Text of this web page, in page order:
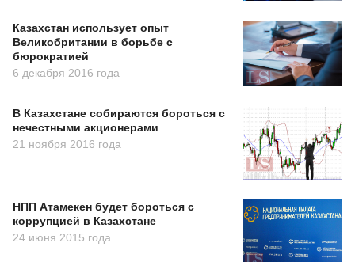
Казахстан использует опыт
Великобритании в борьбе с
бюрократией
6 декабря 2016 года
В Казахстане собираются бороться с
нечестными акционерами
21 ноября 2016 года
НПП Атамекен будет бороться с
коррупцией в Казахстане
24 июня 2015 года